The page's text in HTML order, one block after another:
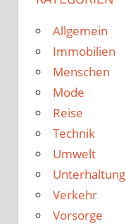
Allgemein
Immobilien
Menschen
Mode
Reise
Technik
Umwelt
Unterhaltung
Verkehr
Vorsorge